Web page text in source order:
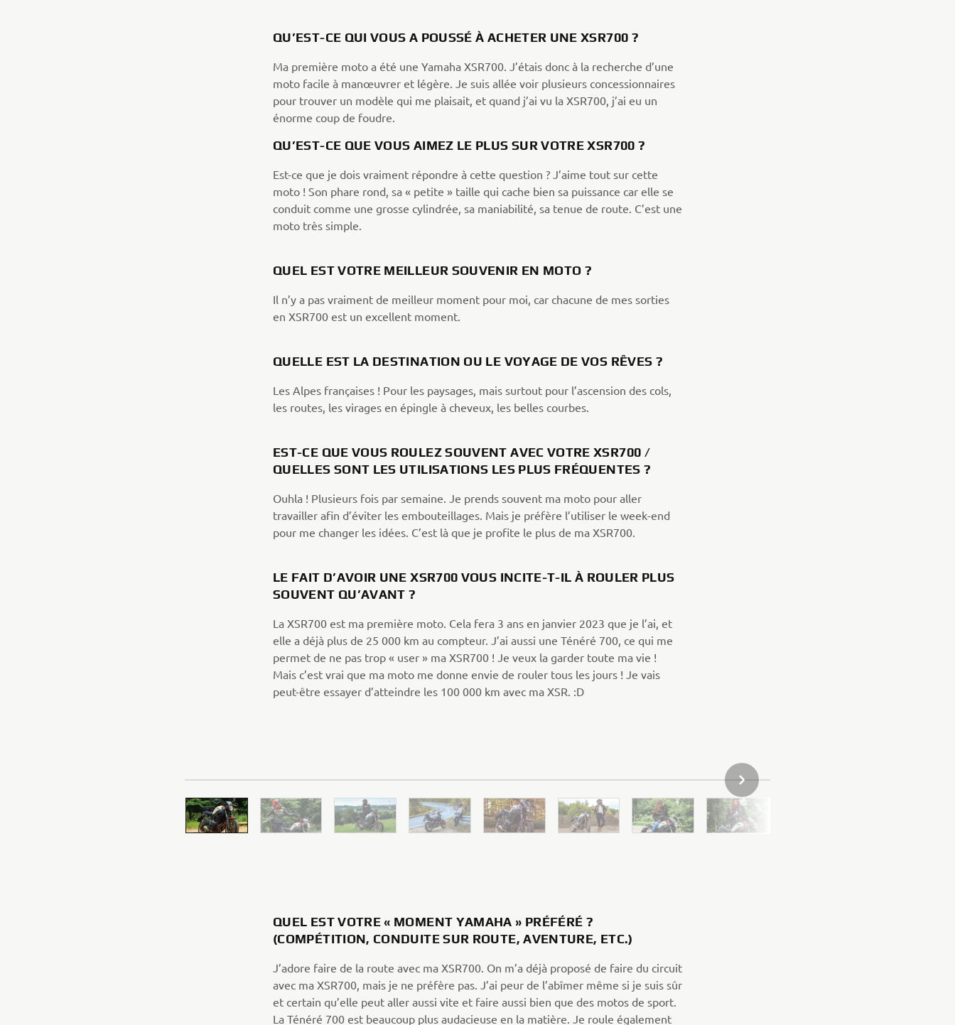
QU’EST-CE QUI VOUS A POUSSÉ À ACHETER UNE XSR700 ?
Ma première moto a été une Yamaha XSR700. J’étais donc à la recherche d’une
moto facile à manœuvrer et légère. Je suis allée voir plusieurs concessionnaires
pour trouver un modèle qui me plaisait, et quand j’ai vu la XSR700, j’ai eu un
énorme coup de foudre.
QU’EST-CE QUE VOUS AIMEZ LE PLUS SUR VOTRE XSR700 ?
Est-ce que je dois vraiment répondre à cette question ? J’aime tout sur cette
moto ! Son phare rond, sa « petite » taille qui cache bien sa puissance car elle se
conduit comme une grosse cylindrée, sa maniabilité, sa tenue de route. C’est une
moto très simple.
QUEL EST VOTRE MEILLEUR SOUVENIR EN MOTO ?
Il n’y a pas vraiment de meilleur moment pour moi, car chacune de mes sorties
en XSR700 est un excellent moment.
QUELLE EST LA DESTINATION OU LE VOYAGE DE VOS RÊVES ?
Les Alpes françaises ! Pour les paysages, mais surtout pour l’ascension des cols,
les routes, les virages en épingle à cheveux, les belles courbes.
EST-CE QUE VOUS ROULEZ SOUVENT AVEC VOTRE XSR700 /
QUELLES SONT LES UTILISATIONS LES PLUS FRÉQUENTES ?
Ouhla ! Plusieurs fois par semaine. Je prends souvent ma moto pour aller
travailler afin d’éviter les embouteillages. Mais je préfère l’utiliser le week-end
pour me changer les idées. C’est là que je profite le plus de ma XSR700.
LE FAIT D’AVOIR UNE XSR700 VOUS INCITE-T-IL À ROULER PLUS
SOUVENT QU’AVANT ?
La XSR700 est ma première moto. Cela fera 3 ans en janvier 2023 que je l’ai, et
elle a déjà plus de 25 000 km au compteur. J’ai aussi une Ténéré 700, ce qui me
permet de ne pas trop « user » ma XSR700 ! Je veux la garder toute ma vie !
Mais c’est vrai que ma moto me donne envie de rouler tous les jours ! Je vais
peut-être essayer d’atteindre les 100 000 km avec ma XSR. :D
ARTICLE SUIVANT DE LA GALERIE
QUEL EST VOTRE « MOMENT YAMAHA » PRÉFÉRÉ ?
(COMPÉTITION, CONDUITE SUR ROUTE, AVENTURE, ETC.)
J’adore faire de la route avec ma XSR700. On m’a déjà proposé de faire du circuit
avec ma XSR700, mais je ne préfère pas. J’ai peur de l’abîmer même si je suis sûr
et certain qu’elle peut aller aussi vite et faire aussi bien que des motos de sport.
La Ténéré 700 est beaucoup plus audacieuse en la matière. Je roule également